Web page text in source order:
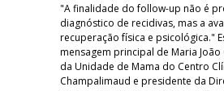
"A finalidade do follow-up não é
diagnóstico de recidivas, mas a
recuperação física e psicológica."
mensagem principal de Maria
da Unidade de Mama do Centro
Champalimaud e presidente da